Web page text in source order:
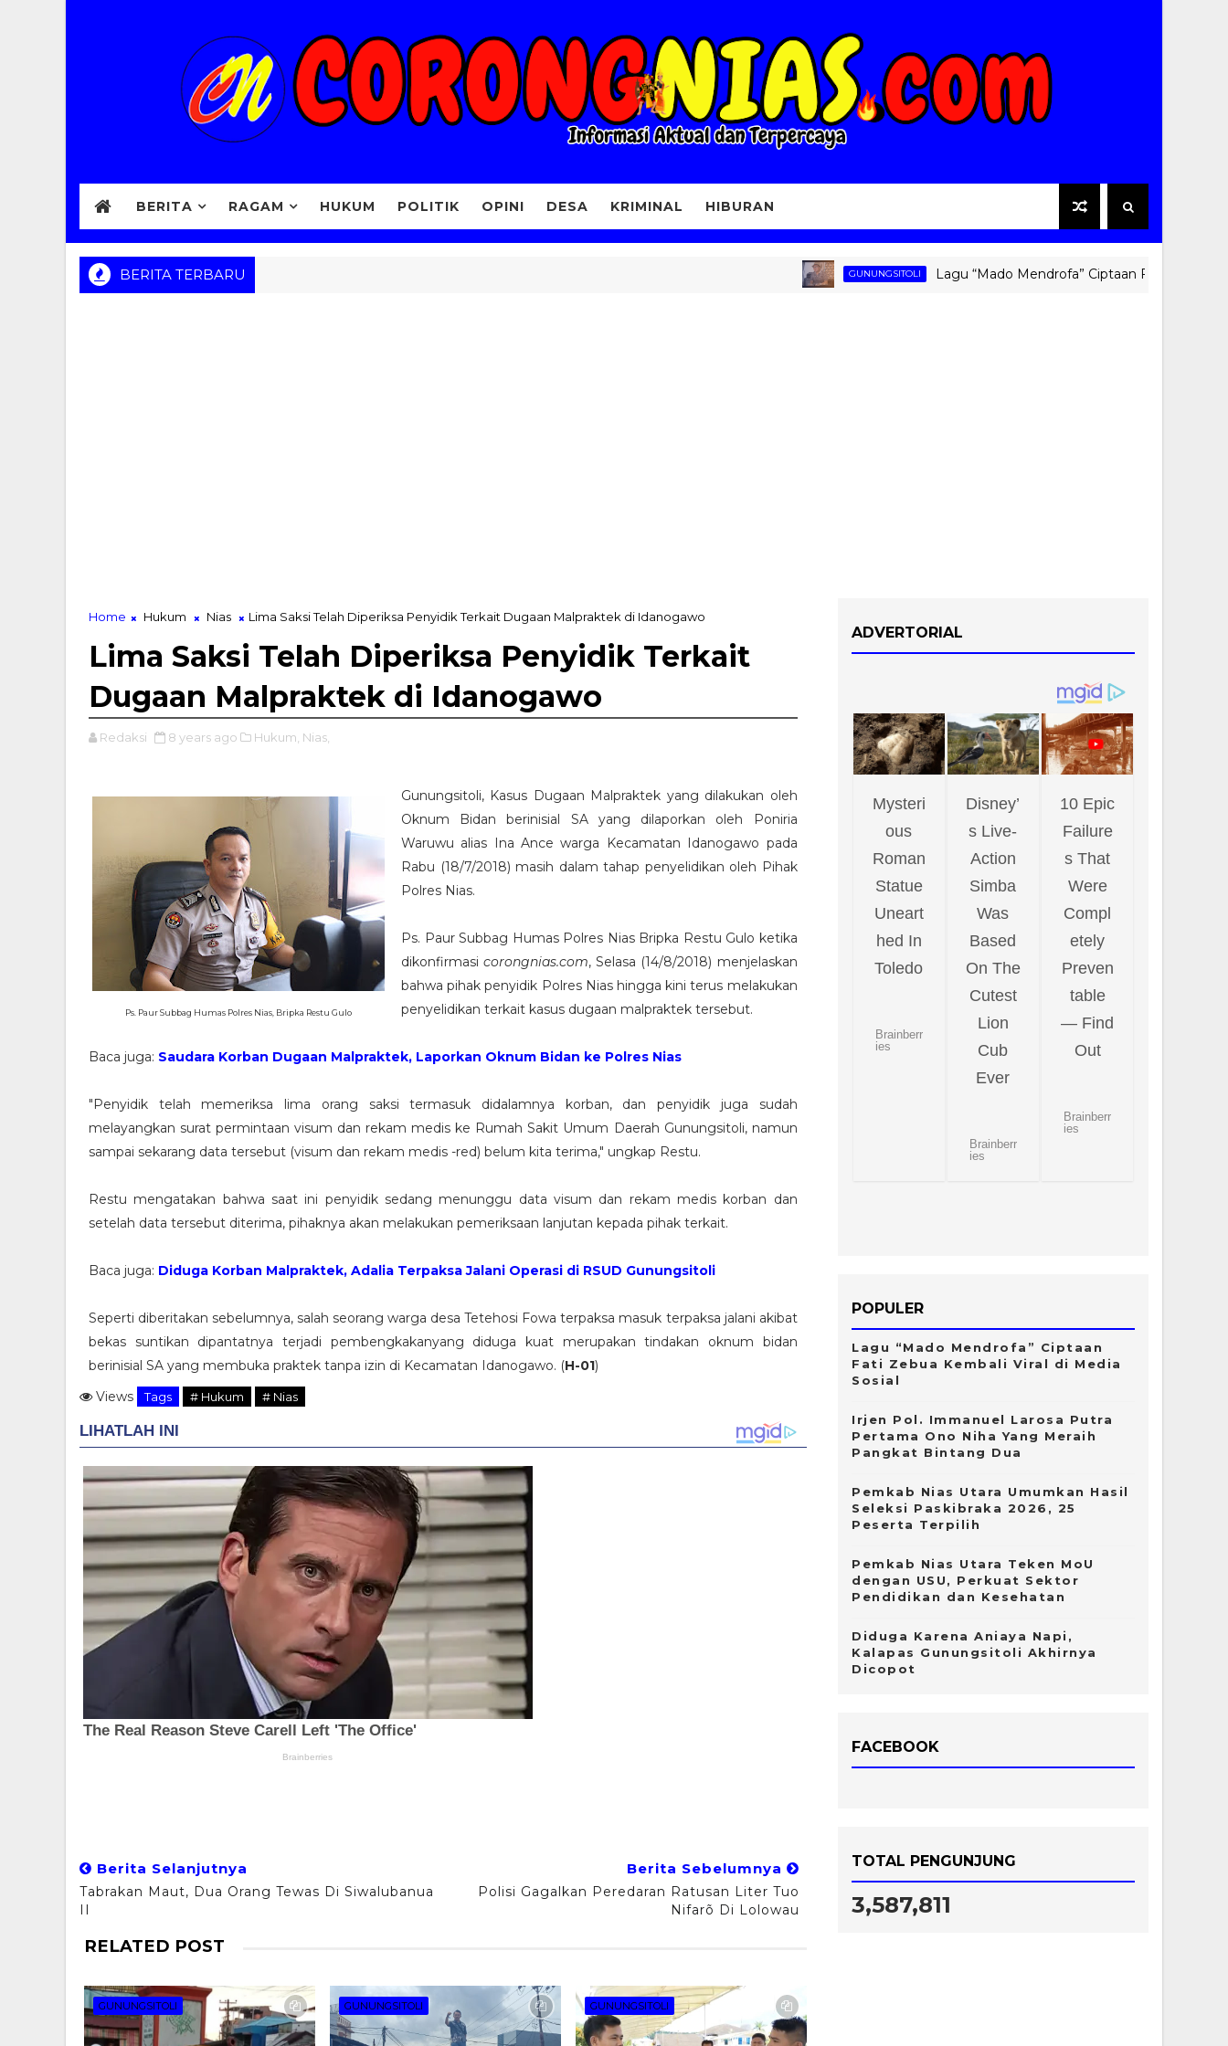
BERITA RAGAM HUKUM POLITIK OPINI DESA KRIMINAL HIBURAN
BERITA TERBARU GUNUNGSITOLI Lagu “Mado Mendrofa” Ciptaan Fati Zebua
Home Hukum Nias Lima Saksi Telah Diperiksa Penyidik Terkait Dugaan Malpraktek di Idanogawo
Lima Saksi Telah Diperiksa Penyidik Terkait
Dugaan Malpraktek di Idanogawo
Redaksi 8 years ago Hukum, Nias,
Ps. Paur Subbag Humas Polres Nias, Bripka Restu Gulo
Gunungsitoli, Kasus Dugaan Malpraktek yang dilakukan oleh
Oknum Bidan berinisial SA yang dilaporkan oleh Poniria
Waruwu alias Ina Ance warga Kecamatan Idanogawo pada
Rabu (18/7/2018) masih dalam tahap penyelidikan oleh Pihak
Polres Nias.
Ps. Paur Subbag Humas Polres Nias Bripka Restu Gulo ketika
dikonfirmasicorongnias.com, Selasa (14/8/2018) menjelaskan
bahwa pihak penyidik Polres Nias hingga kini terus melakukan
penyelidikan terkait kasus dugaan malpraktek tersebut.
Baca juga: Saudara Korban Dugaan Malpraktek, Laporkan Oknum Bidan ke Polres Nias
"Penyidik telah memeriksa lima orang saksi termasuk didalamnya korban, dan penyidik juga sudah
melayangkan surat permintaan visum dan rekam medis ke Rumah Sakit Umum Daerah Gunungsitoli, namun
sampai sekarang data tersebut (visum dan rekam medis -red) belum kita terima," ungkap Restu.
Restu mengatakan bahwa saat ini penyidik sedang menunggu data visum dan rekam medis korban dan
setelah data tersebut diterima, pihaknya akan melakukan pemeriksaan lanjutan kepada pihak terkait.
Baca juga: Diduga Korban Malpraktek, Adalia Terpaksa Jalani Operasi di RSUD Gunungsitoli
Seperti diberitakan sebelumnya, salah seorang warga desa Tetehosi Fowa terpaksa masuk terpaksa jalani akibat
bekas suntikan dipantatnya terjadi pembengkakanyang diduga kuat merupakan tindakan oknum bidan
berinisial SA yang membuka praktek tanpa izin di Kecamatan Idanogawo. (H-01)
Views
Tags # Hukum # Nias
Berita Selanjutnya
Tabrakan Maut, Dua Orang Tewas Di Siwalubanua
II
Berita Sebelumnya
Polisi Gagalkan Peredaran Ratusan Liter Tuo
Nifarõ Di Lolowau
RELATED POST
GUNUNGSITOLI GUNUNGSITOLI GUNUNGSITOLI
ADVERTORIAL
POPULER
Lagu “Mado Mendrofa” Ciptaan
Fati Zebua Kembali Viral di Media
Sosial
Irjen Pol. Immanuel Larosa Putra
Pertama Ono Niha Yang Meraih
Pangkat Bintang Dua
Pemkab Nias Utara Umumkan Hasil
Seleksi Paskibraka 2026, 25
Peserta Terpilih
Pemkab Nias Utara Teken MoU
dengan USU, Perkuat Sektor
Pendidikan dan Kesehatan
Diduga Karena Aniaya Napi,
Kalapas Gunungsitoli Akhirnya
Dicopot
FACEBOOK
TOTAL PENGUNJUNG
3,587,811